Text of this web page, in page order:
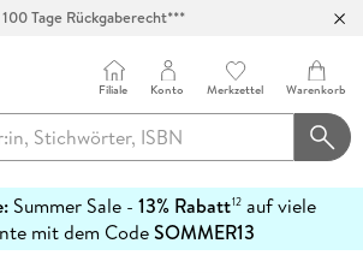
100 Tage Rückgaberecht***
Filiale Konto Merkzettel Warenkorb
Summer Sale - 13% Rabatt12 auf viele
mit dem CodeSOMMER13